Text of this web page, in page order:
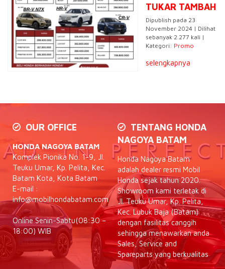
TUKAR TAMBAH
Dipublish pada 23
November 2024 | Dilihat
sebanyak 2.277 kali |
Kategori: Promo
selengkapnya
OUR OFFICE
HONDA NAGOYA BATAM
Komplek Pionika No. 1-9, Jl.
Teuku Umar, Kp. Pelita, Kec.
Batam Kota, Kota Batam
E-mail :
info@mobilhondabatam.com
Live Chat
Online Senin-Sabtu(08:30 –
18:00) WIB
Visitor
TENTANG HONDA
NAGOYA BATAM
Honda Nagoya Batam
adalah dealer resmi Mobil
Honda sejak tahun 2020.
Showroom kami terletak di
Jl. Teuku Umar, Kp. Pelita,
Kec. Lubuk Baja (Batam)
dengan fasilitas canggih
sehingga menawarkan anda
Sales, Service and
Spareparts yang berkualitas